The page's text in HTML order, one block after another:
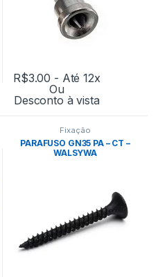
R$3.00 - Até 12x
Ou
Desconto à vista
Fixação
PARAFUSO GN35 PA – CT –
WALSYWA